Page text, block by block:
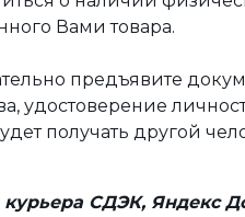
Вами товара.
предъявите
удостоверение
получать другой
СДЭК, Яндекс